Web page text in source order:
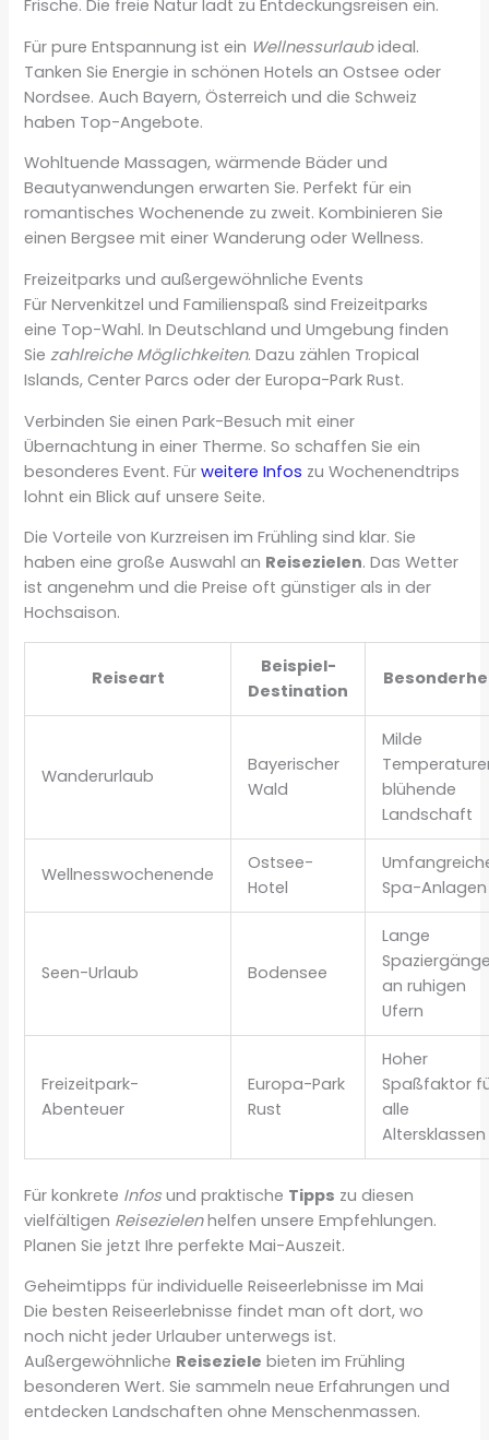
Frische. Die freie Natur lädt zu Entdeckungsreisen ein.
Für pure Entspannung ist ein Wellnessurlaubideal.
Tanken Sie Energie in schönen Hotels an Ostsee oder
Nordsee. Auch Bayern, Österreich und die Schweiz
haben Top-Angebote.
Wohltuende Massagen, wärmende Bäder und
Beautyanwendungen erwarten Sie. Perfekt für ein
romantisches Wochenende zu zweit. Kombinieren Sie
einen Bergsee mit einer Wanderung oder Wellness.
Freizeitparks und außergewöhnliche Events
Für Nervenkitzel und Familienspaß sind Freizeitparks
eine Top-Wahl. In Deutschland und Umgebung finden
Siezahlreiche Möglichkeiten. Dazu zählen Tropical
Islands, Center Parcs oder der Europa-Park Rust.
Verbinden Sie einen Park-Besuch mit einer
Übernachtung in einer Therme. So schaffen Sie ein
besonderes Event. Fürweitere Infos zu Wochenendtrips
lohnt ein Blick auf unsere Seite.
Die Vorteile von Kurzreisen im Frühling sind klar. Sie
haben eine große Auswahl an Reisezielen. Das Wetter
ist angenehm und die Preise oft günstiger als in der
Hochsaison.
Reiseart
Beispiel-
Destination
Wanderurlaub
Bayerischer
Wald
Milde
blühende
Landschaft
Wellnesswochenende
Ostsee-
Hotel
Spa-Anlagen
Seen-Urlaub Bodensee
Lange
an ruhigen
Ufern
Freizeitpark-
Abenteuer
Europa-Park
Rust
Hoher
Spaßfaktor
alle
Altersklassen
Für konkrete Infos und praktische Tipps zu diesen
vielfältigen Reisezielenhelfen unsere Empfehlungen.
Planen Sie jetzt Ihre perfekte Mai-Auszeit.
Geheimtipps für individuelle Reiseerlebnisse im Mai
Die besten Reiseerlebnisse findet man oft dort, wo
noch nicht jeder Urlauber unterwegs ist.
Außergewöhnliche Reiseziele bieten im Frühling
besonderen Wert. Sie sammeln neue Erfahrungen und
entdecken Landschaften ohne Menschenmassen.